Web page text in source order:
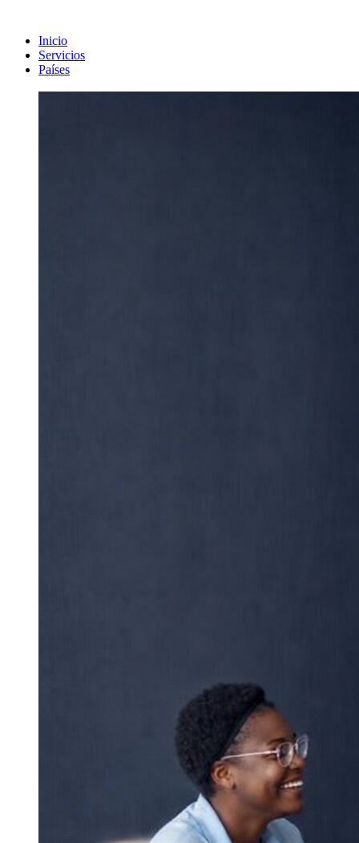
Inicio
Servicios
Países